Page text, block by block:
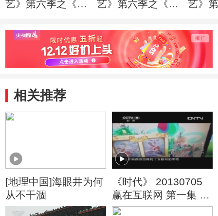
艺》第六季之《花
完工后的旗袍十分
赞赏
艺》第六季之《花
计旗袍衣领的特别
讲究以及旗袍的文
化
艺》
形是
曲线
相关推荐
[地理中国]海眼井为何
从不干涸
《时代》 20130705
赢在互联网 第一集 新
营销的诞生